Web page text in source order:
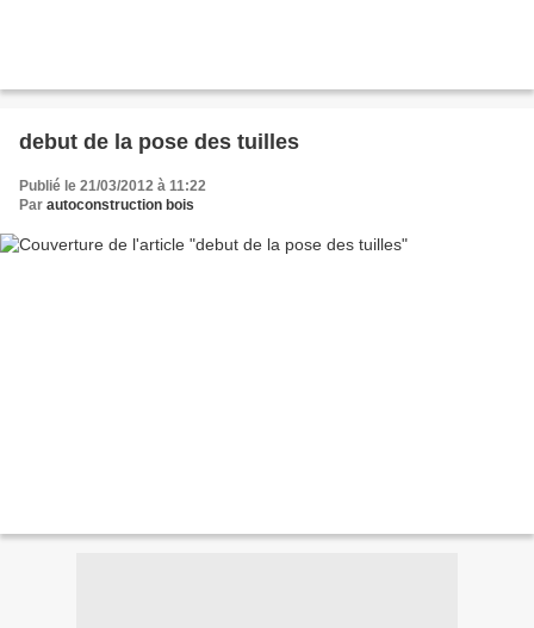
debut de la pose des tuilles
Publié le 21/03/2012 à 11:22
Par autoconstruction bois